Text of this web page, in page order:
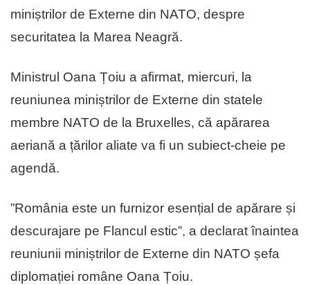
miniștrilor de Externe din NATO, despre
securitatea la Marea Neagră.
Ministrul Oana Țoiu a afirmat, miercuri, la
reuniunea miniștrilor de Externe din statele
membre NATO de la Bruxelles, că apărarea
aeriană a țărilor aliate va fi un subiect-cheie pe
agendă.
”România este un furnizor esențial de apărare și
descurajare pe Flancul estic”, a declarat înaintea
reuniunii miniștrilor de Externe din NATO șefa
diplomației române Oana Țoiu.